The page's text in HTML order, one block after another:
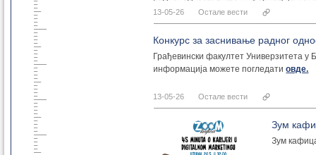
О
у звању
13-05-26 Остале вести
Конкурс за заснивање радног
Грађевински факултет Универзитета у
информација можете погледатиовде.
13-05-26 Остале вести
Зум
Зум